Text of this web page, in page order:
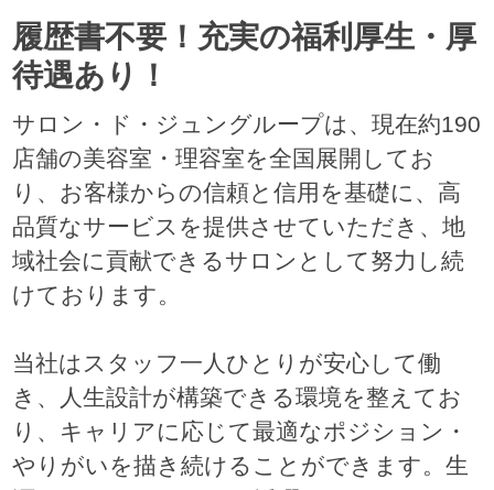
履歴書不要！充実の福利厚生・厚
待遇あり！
サロン・ド・ジュングループは、現在約190
店舗の美容室・理容室を全国展開してお
り、お客様からの信頼と信用を基礎に、高
品質なサービスを提供させていただき、地
域社会に貢献できるサロンとして努力し続
けております。
当社はスタッフ一人ひとりが安心して働
き、人生設計が構築できる環境を整えてお
り、キャリアに応じて最適なポジション・
やりがいを描き続けることができます。生